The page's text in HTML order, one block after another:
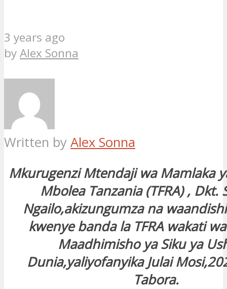
3 years ago
byAlex Sonna
Written by Alex Sonna
Mkurugenzi Mtendaji wa Mamlaka
Mbolea Tanzania (TFRA) , Dkt.
Ngailo,akizungumza na
kwenye banda la TFRA wakati
Maadhimisho ya Siku ya
Dunia,yaliyofanyika Julai
Tabora.